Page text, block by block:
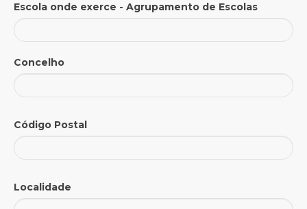
Escola onde exerce - Agrupamento de Escolas
Concelho
Código Postal
Localidade